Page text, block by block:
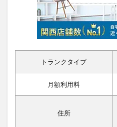
トランクタイプ
月額利用料
住所